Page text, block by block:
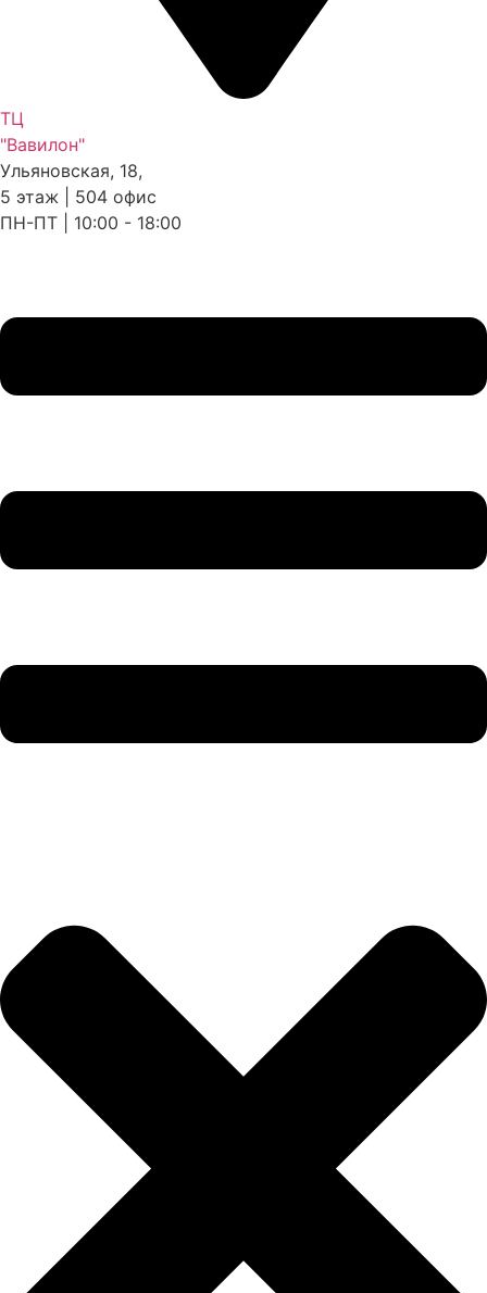
ТЦ
"Вавилон"
Ульяновская, 18,
5 этаж | 504 офис
ПН-ПТ | 10:00 - 18:00